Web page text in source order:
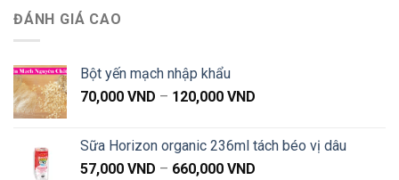
ĐÁNH GIÁ CAO
Bột yến mạch nhập khẩu
70,000 VND – 120,000 VND
70,000 VND
Sữa Horizon organic 236ml tách béo vị dâu
57,000 VND – 660,000 VND